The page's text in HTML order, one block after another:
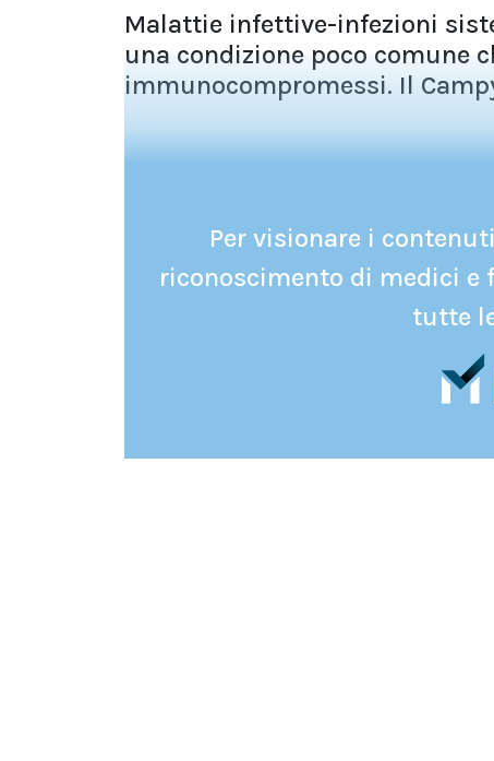
Malattie infettive-infezioni
una condizione poco comune
immunocompromessi. Il
Per visionare i
riconoscimento di medici e
tutte